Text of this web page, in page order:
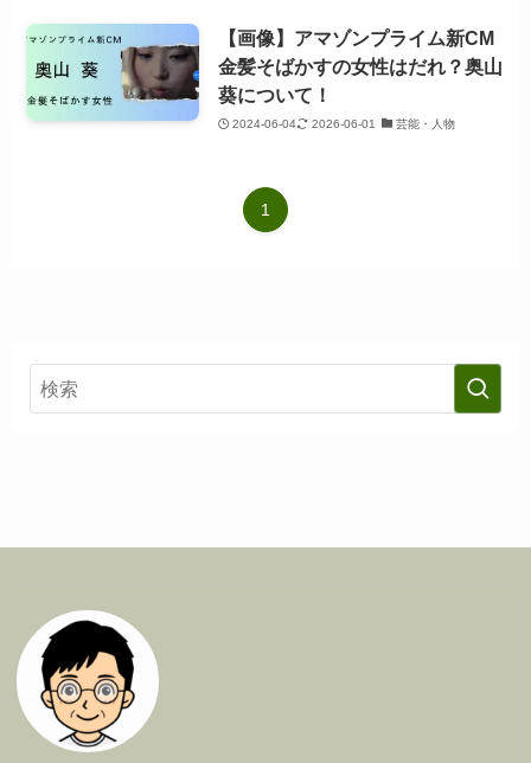
【画像】アマゾンプライム新CM
金髪そばかすの女性はだれ？奥山
葵について！
2024-06-04 2026-06-01 芸能・人物
1